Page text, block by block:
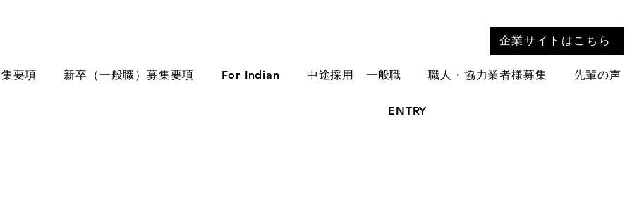
企業サイトはこちら
要項 新卒（一般職）募集要項 For Indian 中途採用 一般職 職人・協力業者様募集 先輩の声
ENTRY